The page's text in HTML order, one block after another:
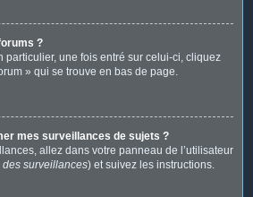
?
particulier, une fois entré sur celui-ci, cliquez
» qui se trouve en bas de page.
mes surveillances de sujets ?
allez dans votre panneau de l’utilisateur
des surveillances) et suivez les instructions.